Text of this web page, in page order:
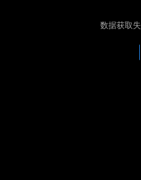
数据获取